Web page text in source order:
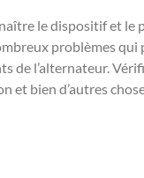
le dispositif et le
problèmes
de l’alternateur.
et bien d’autres